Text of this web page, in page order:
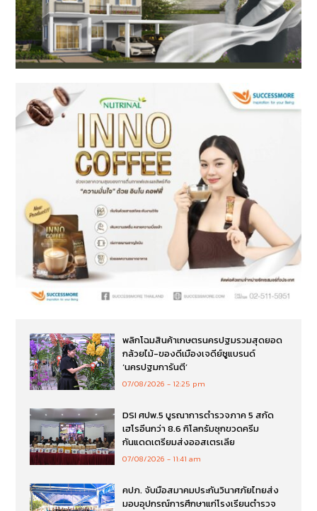
พลิกโฉมสินค้าเกษตรนครปฐมรวมสุดยอด
กล้วยไม้-ของดีเมืองเจดีย์ชูแบรนด์
‘นครปฐมการันตี’
07/08/2026 12:25 pm
DSI ศปพ.5 บูรณาการตำรวจภาค 5 สกัด
เฮโรอีนกว่า 8.6 กิโลกรัมซุกขวดครีม
กันแดดเตรียมส่งออสเตรเลีย
07/08/2026 11:41 am
คปภ. จับมือสมาคมประกันวินาศภัยไทยส่ง
มอบอุปกรณ์การศึกษาแก่โรงเรียนตำรวจ